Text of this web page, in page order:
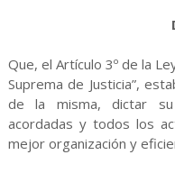
Que, el Artículo 3º de la
Suprema de Justicia”,
de la misma, dictar
acordadas y todos los
mejor organización y